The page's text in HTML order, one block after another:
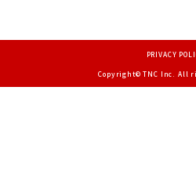
PRIVACY
Copyright© TNC Inc. All